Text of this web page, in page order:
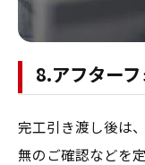
8.アフター
完工引き渡し後は
無のご確認などを